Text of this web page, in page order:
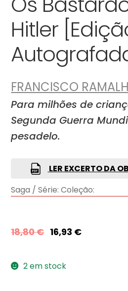
Hitler
FRANCISCO
Para milhões de
Segunda Guerra
pesadelo.
LER EXCERTO DA
Saga / Série: Coleção:
18,80€ 16,93 €
2 em stock